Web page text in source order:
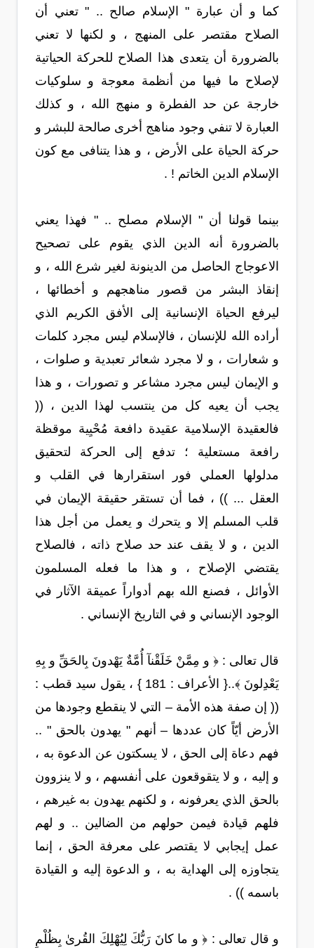
كما و أن عبارة " الإسلام صالح .. " تعني أن
الصلاح مقتصر على المنهج ، و لكنها لا تعني
بالضرورة أن يتعدى هذا الصلاح للحركة الحياتية
لإصلاح ما فيها من أنظمة معوجة و سلوكيات
خارجة عن حد الفطرة و منهج الله ، و كذلك
العبارة لا تنفي وجود مناهج أخرى صالحة للبشر و
حركة الحياة على الأرض ، و هذا يتنافى مع كون
الإسلام الدين الخاتم ! .
بينما قولنا أن " الإسلام مصلح .. " فهذا يعني
بالضرورة أنه الدين الذي يقوم على تصحيح
الاعوجاج الحاصل من الدينونة لغير شرع الله ، و
إنقاذ البشر من قصور مناهجهم و أخطائها ،
ليرفع الحياة الإنسانية إلى الأفق الكريم الذي
أراده الله للإنسان ، فالإسلام ليس مجرد كلمات
و شعارات ، و لا مجرد شعائر تعبدية و صلوات ،
و الإيمان ليس مجرد مشاعر و تصورات ، و هذا
يجب أن يعيه كل من ينتسب لهذا الدين ، ((
فالعقيدة الإسلامية عقيدة دافعة مُحْيِية موقظة
رافعة مستعلية ؛ تدفع إلى الحركة لتحقيق
مدلولها العملي فور استقرارها في القلب و
العقل ... )) ، فما أن تستقر حقيقة الإيمان في
قلب المسلم إلا و يتحرك و يعمل من أجل هذا
الدين ، و لا يقف عند حد صلاح ذاته ، فالصلاح
يقتضي الإصلاح ، و هذا ما فعله المسلمون
الأوائل ، فصنع الله بهم أدواراً عميقة الآثار في
الوجود الإنساني و في التاريخ الإنساني .
قال تعالى : ﴿ و مِمَّنْ خَلَقْنآ أُمَّةٌ يَهْدونَ بِالحَقِّ و بِهِ
يَعْدِلونَ ﴾..{ الأعراف : 181 } ، يقول سيد قطب :
(( إن صفة هذه الأمة – التي لا ينقطع وجودها من
الأرض أيّاً كان عددها – أنهم " يهدون بالحق " ..
فهم دعاة إلى الحق ، لا يسكتون عن الدعوة به ،
و إليه ، و لا يتقوقعون على أنفسهم ، و لا ينزوون
بالحق الذي يعرفونه ، و لكنهم يهدون به غيرهم ،
فلهم قيادة فيمن حولهم من الضالين .. و لهم
عمل إيجابي لا يقتصر على معرفة الحق ، إنما
يتجاوزه إلى الهداية به ، و الدعوة إليه و القيادة
باسمه )) .
و قال تعالى : ﴿ و ما كانَ رَبُّكَ لِيُهْلِكَ القُرىٰ بِظُلْمٍ